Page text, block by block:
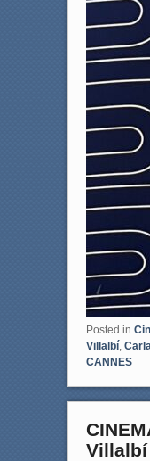
Posted in
Villalbí,
CANNES
Villalbí